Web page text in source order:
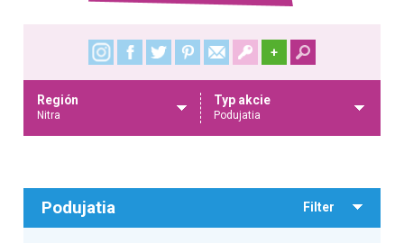
+
Región
Nitra
Typ akcie
Podujatia
Podujatia Filter